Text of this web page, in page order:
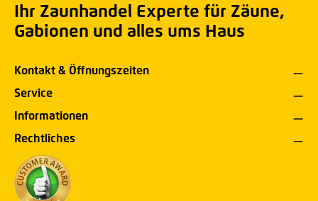
Ihr Zaunhandel Experte für Zäune,
Gabionen und alles ums Haus
Kontakt & Öffnungszeiten
Service
Informationen
Rechtliches